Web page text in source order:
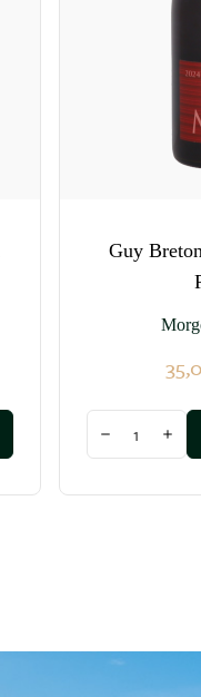
Guy
Diminuer la